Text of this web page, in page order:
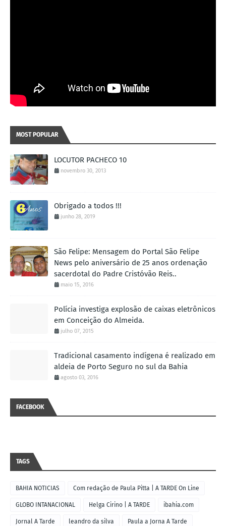
MOST POPULAR
LOCUTOR PACHECO 10
novembro 30, 2013
Obrigado a todos !!!
junho 28, 2019
São Felipe: Mensagem do Portal São Felipe
News pelo aniversário de 25 anos ordenação
sacerdotal do Padre Cristóvão Reis..
maio 15, 2016
Polícia investiga explosão de caixas eletrônicos
em Conceição do Almeida.
julho 07, 2015
Tradicional casamento indígena é realizado em
aldeia de Porto Seguro no sul da Bahia
agosto 03, 2016
FACEBOOK
TAGS
BAHIA NOTICIAS Com redação de Paula Pitta | A TARDE On Line
GLOBO INTANACIONAL Helga Cirino | A TARDE ibahia.com
Jornal A Tarde leandro da silva Paula a Jorna A Tarde